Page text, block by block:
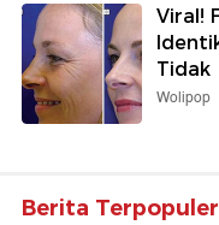
Viral!
Tidak
Wolipop
Berita Terpopuler